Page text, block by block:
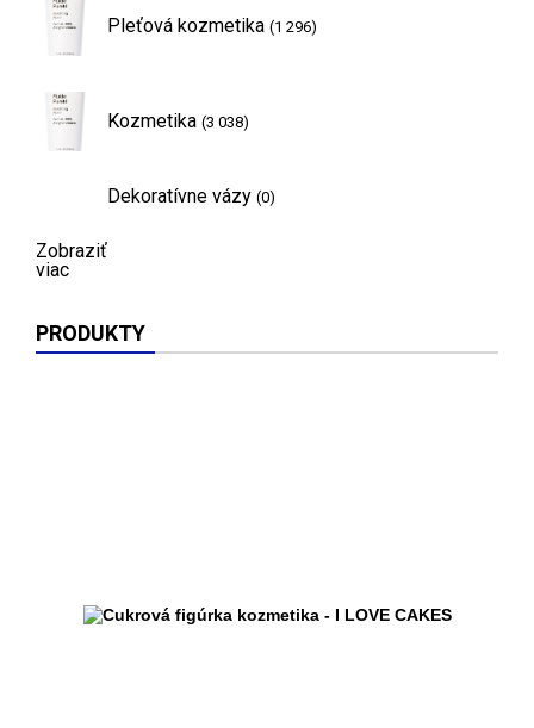
Pleťová kozmetika (1 296)
Kozmetika (3 038)
Dekoratívne vázy (0)
Zobraziť
viac
PRODUKTY